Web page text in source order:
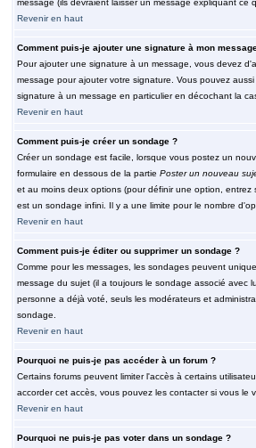
message (ils devraient laisser un message expliquant
Revenir en haut
Comment puis-je ajouter une signature à mon
Pour ajouter une signature à un message, vous devez
message pour ajouter votre signature. Vous pouvez
signature à un message en particulier en décochant la
Revenir en haut
Comment puis-je créer un sondage ?
Créer un sondage est facile, lorsque vous postez un
formulaire en dessous de la partie Poster un nouveau
et au moins deux options (pour définir une option,
est un sondage infini. Il y a une limite pour le nombre
Revenir en haut
Comment puis-je éditer ou supprimer un sondage ?
Comme pour les messages, les sondages peuvent
message du sujet (il a toujours le sondage associé avec
personne a déjà voté, seuls les modérateurs et
sondage.
Revenir en haut
Pourquoi ne puis-je pas accéder à un forum ?
Certains forums peuvent limiter l'accès à certains
accorder cet accès, vous pouvez les contacter si vous le
Revenir en haut
Pourquoi ne puis-je pas voter dans un sondage ?